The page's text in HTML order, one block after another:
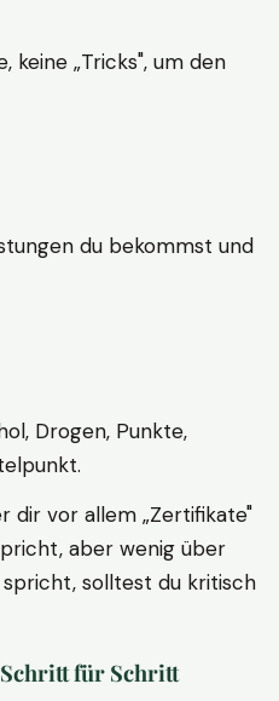
keine „Tricks", um den
du bekommst und
Drogen, Punkte,
dir vor allem „Zertifikate"
aber wenig über
solltest du kritisch
für Schritt